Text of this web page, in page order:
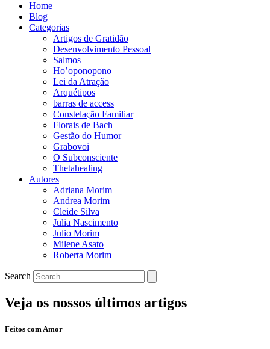
Home
Blog
Categorias
Artigos de Gratidão
Desenvolvimento Pessoal
Salmos
Ho’oponopono
Lei da Atração
Arquétipos
barras de access
Constelação Familiar
Florais de Bach
Gestão do Humor
Grabovoi
O Subconsciente
Thetahealing
Autores
Adriana Morim
Andrea Morim
Cleide Silva
Julia Nascimento
Julio Morim
Milene Asato
Roberta Morim
Search
Veja os nossos últimos artigos
Feitos com Amor